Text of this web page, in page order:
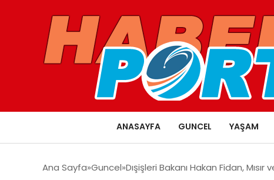
ANASAYFA GUNCEL YAŞAM
Ana Sayfa Guncel Dışişleri Bakanı Hakan Fidan,